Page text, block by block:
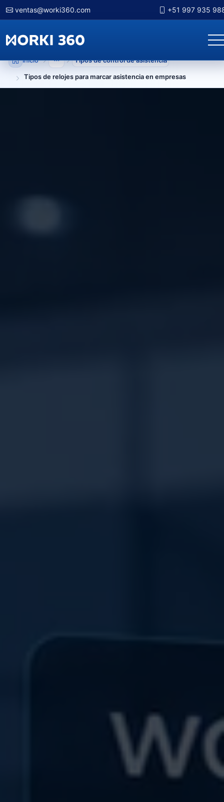
ventas@worki360.com +51 997 935
Inicio Mostrar niveles anteriores
Tipos de control de asistencia
Tipos de relojes para marcar asistencia en empresas